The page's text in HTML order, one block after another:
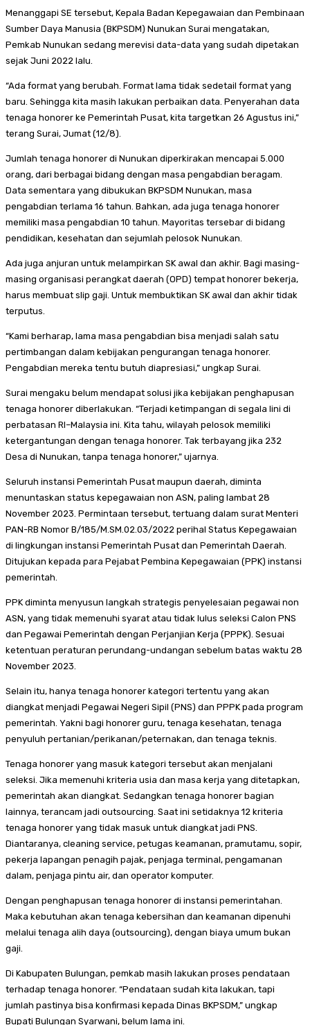
Menanggapi SE tersebut, Kepala Badan Kepegawaian dan Pembinaan
Sumber Daya Manusia (BKPSDM) Nunukan Surai mengatakan,
Pemkab Nunukan sedang merevisi data-data yang sudah dipetakan
sejak Juni 2022 lalu.
“Ada format yang berubah. Format lama tidak sedetail format yang
baru. Sehingga kita masih lakukan perbaikan data. Penyerahan data
tenaga honorer ke Pemerintah Pusat, kita targetkan 26 Agustus ini,”
terang Surai, Jumat (12/8).
Jumlah tenaga honorer di Nunukan diperkirakan mencapai 5.000
orang, dari berbagai bidang dengan masa pengabdian beragam.
Data sementara yang dibukukan BKPSDM Nunukan, masa
pengabdian terlama 16 tahun. Bahkan, ada juga tenaga honorer
memiliki masa pengabdian 10 tahun. Mayoritas tersebar di bidang
pendidikan, kesehatan dan sejumlah pelosok Nunukan.
Ada juga anjuran untuk melampirkan SK awal dan akhir. Bagi masing-
masing organisasi perangkat daerah (OPD) tempat honorer bekerja,
harus membuat slip gaji. Untuk membuktikan SK awal dan akhir tidak
terputus.
“Kami berharap, lama masa pengabdian bisa menjadi salah satu
pertimbangan dalam kebijakan pengurangan tenaga honorer.
Pengabdian mereka tentu butuh diapresiasi,” ungkap Surai.
Surai mengaku belum mendapat solusi jika kebijakan penghapusan
tenaga honorer diberlakukan. “Terjadi ketimpangan di segala lini di
perbatasan RI–Malaysia ini. Kita tahu, wilayah pelosok memiliki
ketergantungan dengan tenaga honorer. Tak terbayang jika 232
Desa di Nunukan, tanpa tenaga honorer,” ujarnya.
Seluruh instansi Pemerintah Pusat maupun daerah, diminta
menuntaskan status kepegawaian non ASN, paling lambat 28
November 2023. Permintaan tersebut, tertuang dalam surat Menteri
PAN-RB Nomor B/185/M.SM.02.03/2022 perihal Status Kepegawaian
di lingkungan instansi Pemerintah Pusat dan Pemerintah Daerah.
Ditujukan kepada para Pejabat Pembina Kepegawaian (PPK) instansi
pemerintah.
PPK diminta menyusun langkah strategis penyelesaian pegawai non
ASN, yang tidak memenuhi syarat atau tidak lulus seleksi Calon PNS
dan Pegawai Pemerintah dengan Perjanjian Kerja (PPPK). Sesuai
ketentuan peraturan perundang-undangan sebelum batas waktu 28
November 2023.
Selain itu, hanya tenaga honorer kategori tertentu yang akan
diangkat menjadi Pegawai Negeri Sipil (PNS) dan PPPK pada program
pemerintah. Yakni bagi honorer guru, tenaga kesehatan, tenaga
penyuluh pertanian/perikanan/peternakan, dan tenaga teknis.
Tenaga honorer yang masuk kategori tersebut akan menjalani
seleksi. Jika memenuhi kriteria usia dan masa kerja yang ditetapkan,
pemerintah akan diangkat. Sedangkan tenaga honorer bagian
lainnya, terancam jadi outsourcing. Saat ini setidaknya 12 kriteria
tenaga honorer yang tidak masuk untuk diangkat jadi PNS.
Diantaranya, cleaning service, petugas keamanan, pramutamu, sopir,
pekerja lapangan penagih pajak, penjaga terminal, pengamanan
dalam, penjaga pintu air, dan operator komputer.
Dengan penghapusan tenaga honorer di instansi pemerintahan.
Maka kebutuhan akan tenaga kebersihan dan keamanan dipenuhi
melalui tenaga alih daya (outsourcing), dengan biaya umum bukan
gaji.
Di Kabupaten Bulungan, pemkab masih lakukan proses pendataan
terhadap tenaga honorer. “Pendataan sudah kita lakukan, tapi
jumlah pastinya bisa konfirmasi kepada Dinas BKPSDM,” ungkap
Bupati Bulungan Syarwani, belum lama ini.